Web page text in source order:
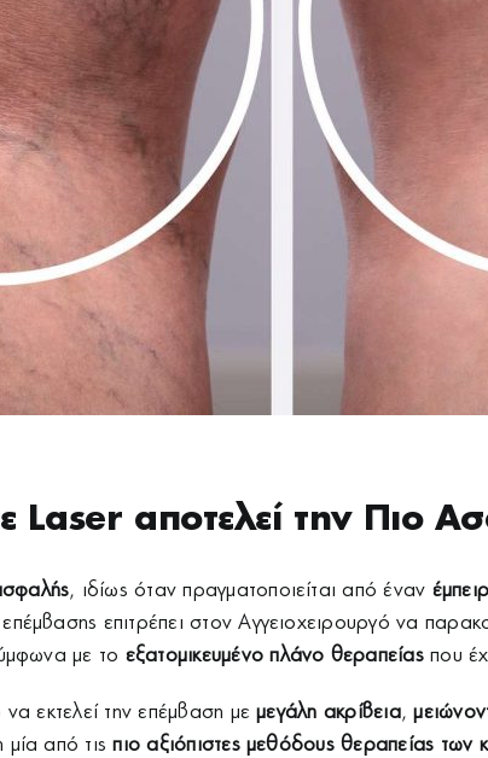
αποτελεί την Πιο
, ιδίως όταν πραγματοποιείται από έναν
επέμβασης επιτρέπει στον Αγγειοχειρουργό να
με το εξατομικευμένο πλάνο θεραπείαςπου
να εκτελεί την επέμβαση μεμεγάλη ακρίβεια,
μία από τιςπιο αξιόπιστες μεθόδους θεραπείας των